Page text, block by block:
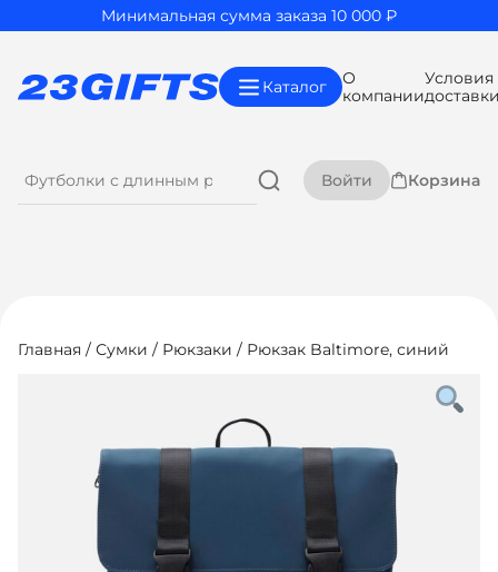
Минимальная сумма заказа 10 000 ₽
Каталог
О
компании
Условия
Войти Корзина
Главная / Сумки / Рюкзаки / Рюкзак Baltimore, синий